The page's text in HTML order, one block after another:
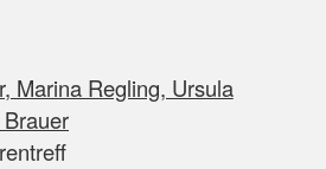
Marina Regling, Ursula